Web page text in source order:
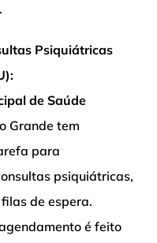
Psiquiátricas
de Saúde
Grande tem
para
psiquiátricas,
de espera.
é feito